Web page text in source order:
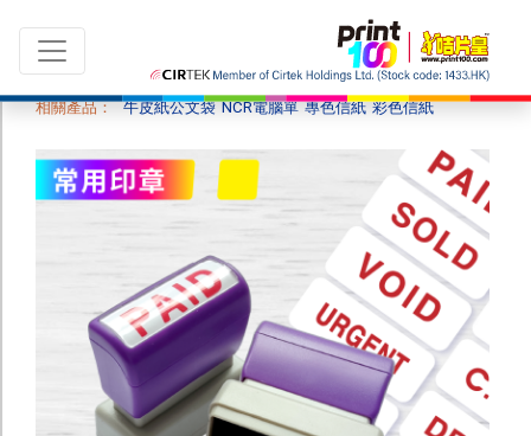
繁中
所有產品
最新推廣 及 優惠
相關產品： 牛皮紙公文袋 NCR電腦單 專色信紙 彩色信紙